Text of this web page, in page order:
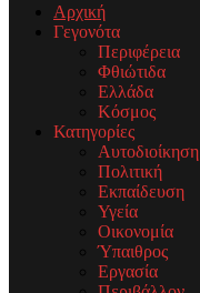
Αρχική
Γεγονότα
Περιφέρεια
Φθιώτιδα
Ελλάδα
Κόσμος
Κατηγορίες
Αυτοδιοίκηση
Πολιτική
Εκπαίδευση
Υγεία
Οικονομία
Ύπαιθρος
Εργασία